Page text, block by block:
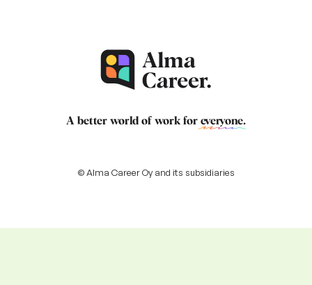
A better world of work for everyone.
© Alma Career Oy and its subsidiaries